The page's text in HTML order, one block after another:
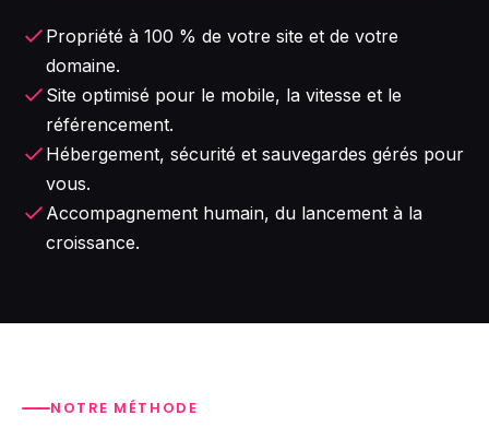
Propriété à 100 % de votre site et de votre
domaine.
Site optimisé pour le mobile, la vitesse et le
référencement.
Hébergement, sécurité et sauvegardes gérés pour
vous.
Accompagnement humain, du lancement à la
croissance.
NOTRE MÉTHODE